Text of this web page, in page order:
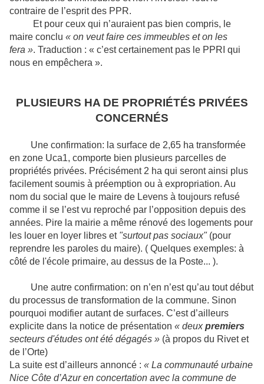
contraire de l’esprit des PPR.
Et pour ceux qui n’auraient pas bien compris, le
maire conclu « on veut faire ces immeubles et on les
fera ». Traduction : « c’est certainement pas le PPRI qui
nous en empêchera ».
PLUSIEURS HA DE PROPRIÉTÉS PRIVÉES
CONCERNÉS
Une confirmation: la surface de 2,65 ha transformée
en zone Uca1, comporte bien plusieurs parcelles de
propriétés privées. Précisément 2 ha qui seront ainsi plus
facilement soumis à préemption ou à expropriation. Au
nom du social que le maire de Levens à toujours refusé
comme il se l’est vu reproché par l’opposition depuis des
années. Pire la mairie a même rénové des logements pour
les louer en loyer libres et "surtout pas sociaux"(pour
reprendre les paroles du maire). ( Quelques exemples: à
côté de l'école primaire, au dessus de la Poste... ).
Une autre confirmation: on n’en n’est qu’au tout début
du processus de transformation de la commune. Sinon
pourquoi modifier autant de surfaces. C’est d’ailleurs
explicite dans la notice de présentation « deuxpremiers
secteurs d'études ont été dégagés » (à propos du Rivet et
de l’Orte)
La suite est d’ailleurs annoncé : « La communauté urbaine
Nice Côte d’Azur en concertation avec la commune de